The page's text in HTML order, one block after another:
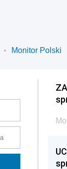
Monitor Polski